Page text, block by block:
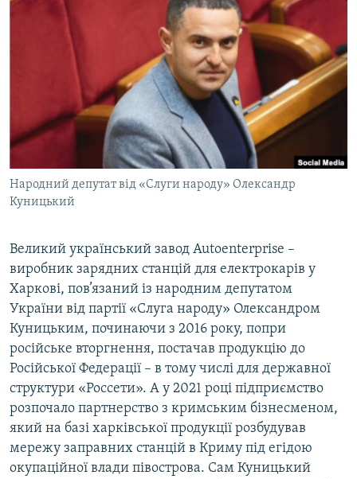
СПЕЦПРОЕКТИ
ДЕПОРТАЦІЯ
ВІДЕОУРОКИ «ELIFBE»
СВІДЧЕННЯ ОКУПАЦІЇ
УКРАЇНСЬКА ПРОБЛЕМА КРИМУ
ЯК ОБІЙТИ БЛОКУВАННЯ
Qırımtatar
Народний депутат від «Слуги народу» Олександр
Куницький
Великий український завод Autoenterprise –
виробник зарядних станцій для електрокарів у
Харкові, пов’язаний із народним депутатом
України від партії «Слуга народу» Олександром
Куницьким, починаючи з 2016 року, попри
російське вторгнення, постачав продукцію до
Російської Федерації – в тому числі для державної
структури «Россети». А у 2021 році підприємство
розпочало партнерство з кримським бізнесменом,
який на базі харківської продукції розбудував
мережу заправних станцій в Криму під егідою
окупаційної влади півострова. Сам Куницький